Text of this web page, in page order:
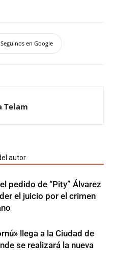
en Google
Telam
autor
pedido de “Pity” Álvarez
el juicio por el crimen
llega a la Ciudad de
se realizará la nueva